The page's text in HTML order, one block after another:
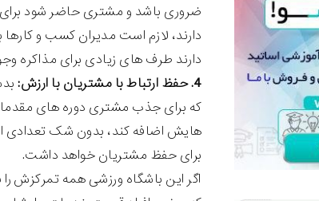
ضروری باشد و مشتری حاضر شود برای
دارند، لازم است مدیران کسب و
دارند طرف های زیادی برای مذاکره
4. حفظ ارتباط با مشتریان با ارزش:
که برای جذب مشتری دوره های
هایش اضافه کند، بدون شک تعدادی
برای حفظ مشتریان خواهد داشت.
اگر این باشگاه ورزشی همه تمرکزش